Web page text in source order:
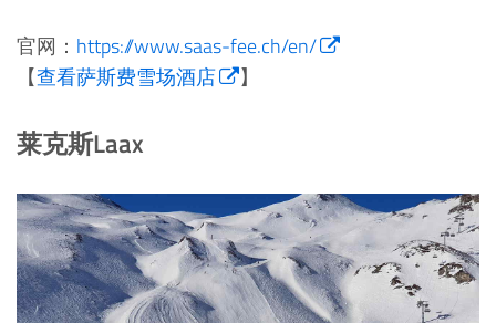
官网： https://www.saas-fee.ch/en/
【查看萨斯费雪场酒店 】
莱克斯Laax